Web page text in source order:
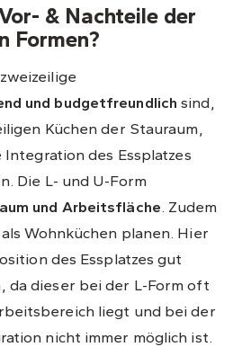
& Nachteile der
Formen?
und budgetfreundlich sind,
Küchen der Stauraum,
des Essplatzes
Die L- und U-Form
und Arbeitsfläche . Zudem
Wohnküchen planen. Hier
des Essplatzes gut
da dieser bei der L-Form oft
liegt und bei der
nicht immer möglich ist.